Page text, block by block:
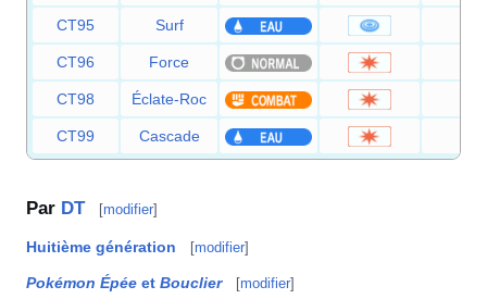
CT95 Surf
CT96 Force
CT98 Éclate-Roc
CT99 Cascade
Par DT [modifier]
Huitième génération [modifier]
Pokémon Épée et Bouclier [modifier]